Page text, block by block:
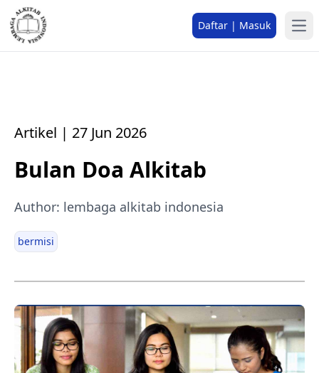
Daftar | Masuk
Artikel | 27 Jun 2026
Bulan Doa Alkitab
Author: lembaga alkitab indonesia
bermisi